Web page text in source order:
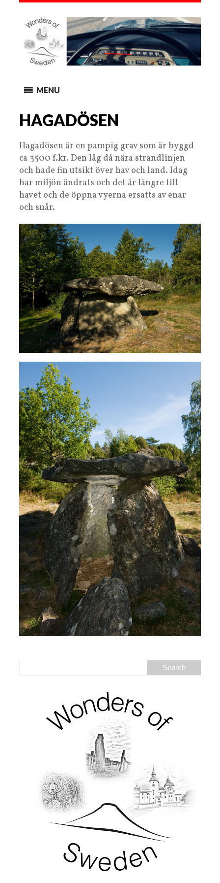
MENU
HAGADÖSEN
Hagadösen är en pampig grav som är byggd
ca 3500 f.kr. Den låg då nära strandlinjen
och hade fin utsikt över hav och land. Idag
har miljön ändrats och det är längre till
havet och de öppna vyerna ersatts av enar
och snår.